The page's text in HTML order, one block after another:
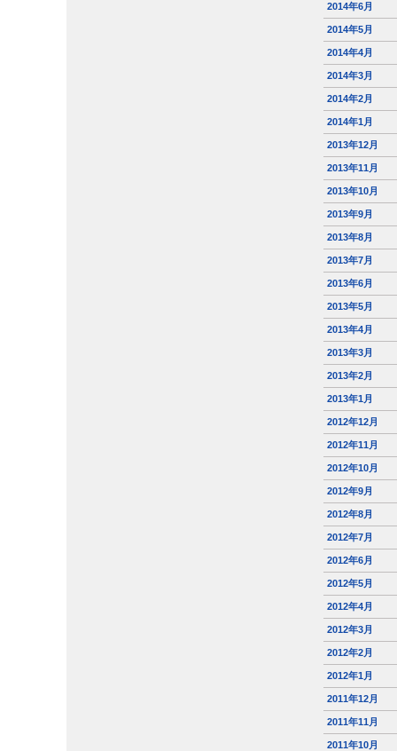
2014年6月
2014年5月
2014年4月
2014年3月
2014年2月
2014年1月
2013年12月
2013年11月
2013年10月
2013年9月
2013年8月
2013年7月
2013年6月
2013年5月
2013年4月
2013年3月
2013年2月
2013年1月
2012年12月
2012年11月
2012年10月
2012年9月
2012年8月
2012年7月
2012年6月
2012年5月
2012年4月
2012年3月
2012年2月
2012年1月
2011年12月
2011年11月
2011年10月